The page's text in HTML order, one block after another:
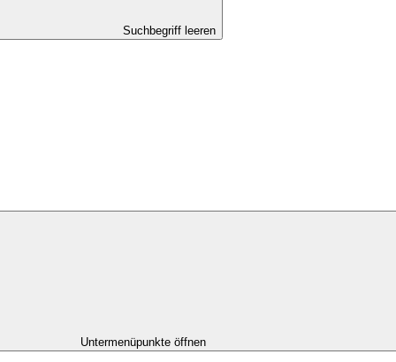
Suchbegriff leeren
Untermenüpunkte öffnen